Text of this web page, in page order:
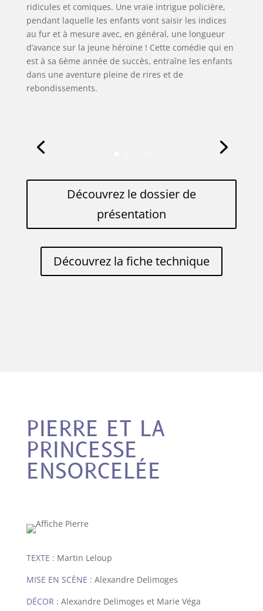
ridicules et comiques. Une vraie intrigue policière,
pendant laquelle les enfants vont saisir les indices
au fur et à mesure avec, en général, une longueur
d’avance sur la jeune héroïne ! Cette comédie qui en
est à sa 6ème année de succès, entraîne les enfants
dans une aventure pleine de rires et de
rebondissements.
Découvrez le dossier de
présentation
Découvrez la fiche technique
PIERRE ET LA
PRINCESSE
ENSORCELÉE
TEXTE : Martin Leloup
MISE EN SCÈNE : Alexandre Delimoges
DÉCOR : Alexandre Delimoges et Marie Véga